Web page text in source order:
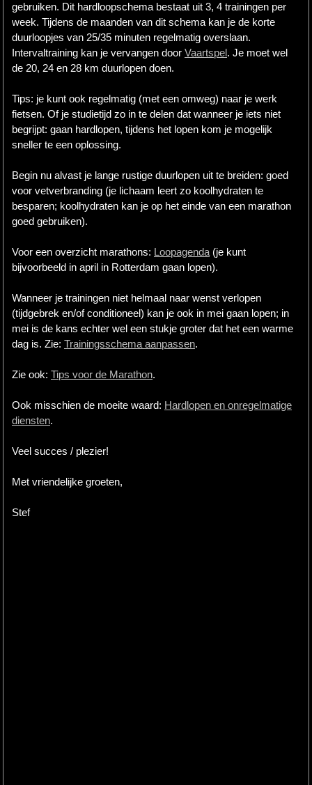
gebruiken. Dit hardloopschema bestaat uit 3, 4 trainingen per
week. Tijdens de maanden van dit schema kan je de korte
duurloopjes van 25/35 minuten regelmatig overslaan.
Intervaltraining kan je vervangen door Vaartspel. Je moet wel
de 20, 24 en 28 km duurlopen doen.
Tips: je kunt ook regelmatig (met een omweg) naar je werk
fietsen. Of je studietijd zo in te delen dat wanneer je iets niet
begrijpt: gaan hardlopen, tijdens het lopen kom je mogelijk
sneller te een oplossing.
Begin nu alvast je lange rustige duurlopen uit te breiden: goed
voor vetverbranding (je lichaam leert zo koolhydraten te
besparen; koolhydraten kan je op het einde van een marathon
goed gebruiken).
Voor een overzicht marathons: Loopagenda (je kunt
bijvoorbeeld in april in Rotterdam gaan lopen).
Wanneer je trainingen niet helmaal naar wenst verlopen
(tijdgebrek en/of conditioneel) kan je ook in mei gaan lopen; in
mei is de kans echter wel een stukje groter dat het een warme
dag is. Zie: Trainingsschema aanpassen.
Zie ook: Tips voor de Marathon.
Ook misschien de moeite waard: Hardlopen en onregelmatige
diensten.
Veel succes / plezier!
Met vriendelijke groeten,
Stef